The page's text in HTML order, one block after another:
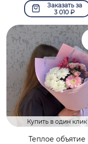
Заказать за
3 010 ₽
Купить в один клик
Теплое объятие